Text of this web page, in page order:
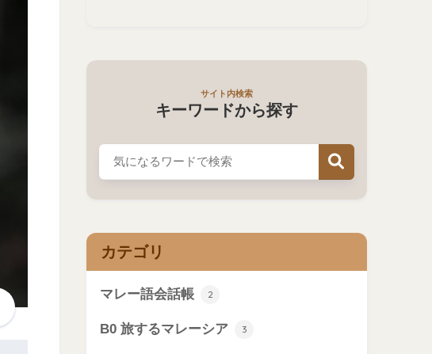
サイト内検索
キーワードから探す
カテゴリ
マレー語会話帳 2
B0 旅するマレーシア 3